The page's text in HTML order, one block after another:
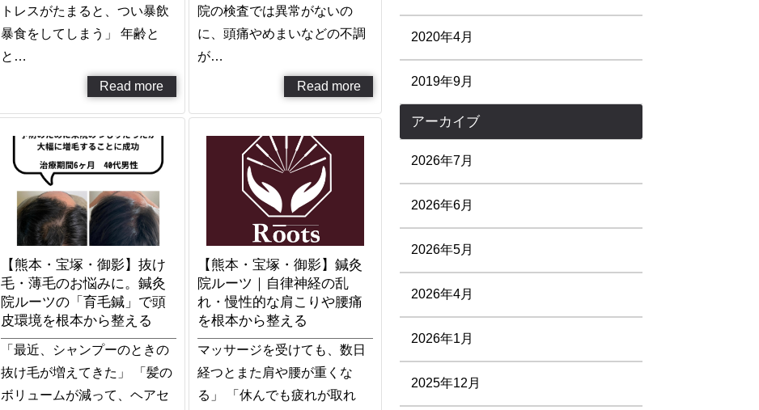
トレスがたまると、つい暴飲
暴食をしてしまう」 年齢と
と…
Read more
院の検査では異常がないの
に、頭痛やめまいなどの不調
が…
Read more
【熊本・宝塚・御影】抜け
毛・薄毛のお悩みに。鍼灸
院ルーツの「育毛鍼」で頭
皮環境を根本から整える
「最近、シャンプーのときの
抜け毛が増えてきた」 「髪の
ボリュームが減って、ヘアセ
【熊本・宝塚・御影】鍼灸
院ルーツ｜自律神経の乱
れ・慢性的な肩こりや腰痛
を根本から整える
マッサージを受けても、数日
経つとまた肩や腰が重くな
る」 「休んでも疲れが取れ
2020年4月
2019年9月
アーカイブ
2026年7月
2026年6月
2026年5月
2026年4月
2026年1月
2025年12月